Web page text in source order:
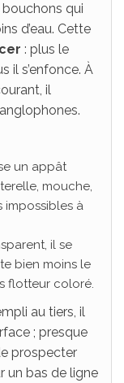
qui
d’eau. Cette
: plus le
il s’enfonce. À
il
un appât
mouche,
impossibles à
il se
bien moins le
flotteur coloré.
au tiers, il
; presque
prospecter
un bas de ligne